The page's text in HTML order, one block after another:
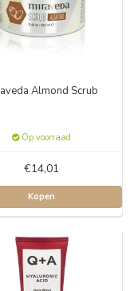
Almond Scrub
Op voorraad
€14,01
Kopen